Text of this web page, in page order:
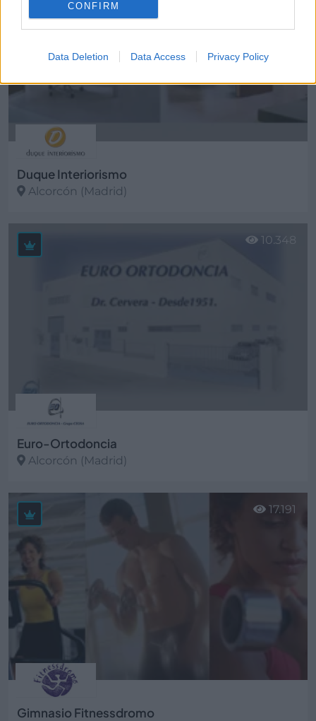
CONFIRM
Data Deletion Data Access Privacy Policy
Duque Interiorismo
Alcorcón (Madrid)
Euro-Ortodoncia
Alcorcón (Madrid)
Ver más
10.348
Gimnasio Fitnessdromo
17.191